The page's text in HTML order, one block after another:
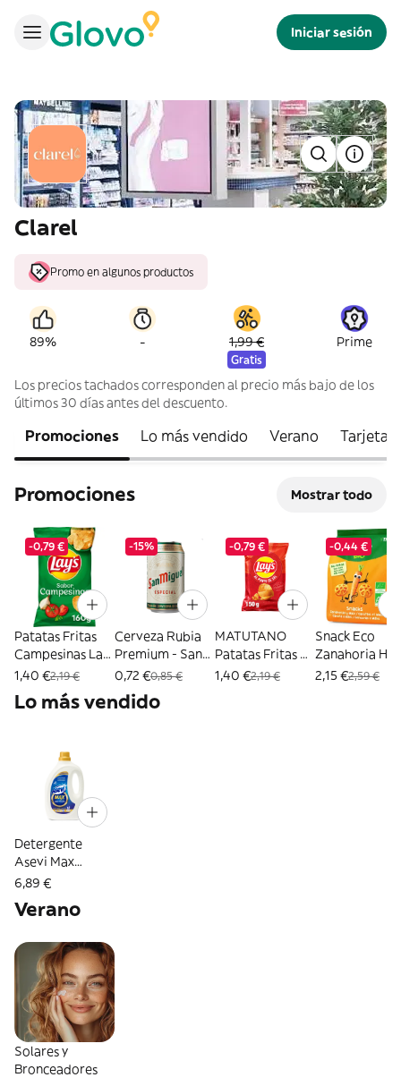
Iniciar sesión
Clarel
Promo en algunos productos
89% - 1,99 €
Gratis
Prime
Los precios tachados corresponden al precio más bajo de los
últimos 30 días antes del descuento.
Promociones Lo más vendido Verano Tarjetas
Promociones Mostrar todo
-0,79 €
Patatas Fritas
Campesinas Lays
Bolsa 150Gr
1,40 €2,19 €
-15%
Cerveza Rubia
Premium - San
Miguel - 33Cl
(14746)
0,72 €0,85 €
-0,79 €
MATUTANO
Patatas Fritas Al
Punto De Sal
1,40 €2,19 €
-0,44 €
Snack Eco
Zanahoria
Solo 40Gr
2,15 €2,59 €
Lo más vendido
Detergente
Asevi Max
Active 50D
6,89 €
Verano
Solares y
Bronceadores